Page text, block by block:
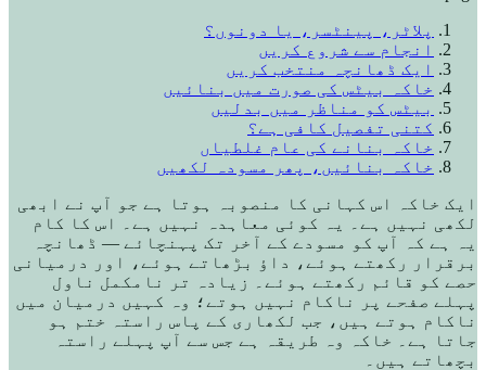
پلاٹر، پینٹسر، یا دونوں؟
انجام سے شروع کریں
ایک ڈھانچہ منتخب کریں
خاکہ بیٹس کی صورت میں بنائیں
بیٹس کو مناظر میں بدلیں
کتنی تفصیل کافی ہے؟
خاکہ بنانے کی عام غلطیاں
خاکہ بنائیں، پھر مسودہ لکھیں
ایک خاکہ اس کہانی کا منصوبہ ہوتا ہے جو آپ نے ابھی
لکھی نہیں ہے۔ یہ کوئی معاہدہ نہیں ہے۔ اس کا کام
یہ ہے کہ آپ کو مسودے کے آخر تک پہنچائے — ڈھانچہ
برقرار رکھتے ہوئے، داؤ بڑھاتے ہوئے، اور درمیانی
حصے کو قائم رکھتے ہوئے۔ زیادہ تر نامکمل ناول
پہلے صفحے پر ناکام نہیں ہوتے؛ وہ کہیں درمیان میں
ناکام ہوتے ہیں، جب لکھاری کے پاس راستہ ختم ہو
جاتا ہے۔ خاکہ وہ طریقہ ہے جس سے آپ پہلے راستہ
بچھاتے ہیں۔